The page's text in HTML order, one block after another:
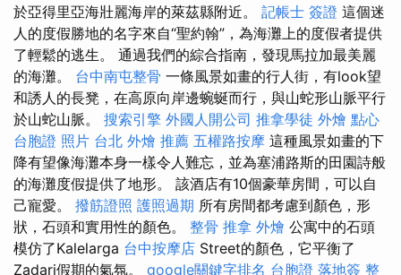
於亞得里亞海壯麗海岸的萊茲縣附近。 記帳士 簽證 這個迷
人的度假勝地的名字來自“聖約翰”，為海灘上的度假者提供
了輕鬆的逃生。 通過我們的綜合指南，發現馬拉加最美麗
的海灘。 台中南屯整骨 一條風景如畫的行人街，有look望
和誘人的長凳，在高原向岸邊蜿蜒而行，與山蛇形山脈平行
於山蛇山脈。 搜索引擎 外國人開公司 推拿學徒 外燴 點心
台胞證 照片 台北 外燴 推薦 五權路按摩 這種風景如畫的下
降有望像海灘本身一樣令人難忘，並為塞浦路斯的田園詩般
的海灘度假提供了地形。 該酒店有10個豪華房間，可以自
己寵愛。 撥筋證照 護照過期 所有房間都考慮到顏色，形
狀，石頭和實用性的顏色。 整骨 推拿 外燴 公寓中的石頭
模仿了Kalelarga 台中按摩店 Street的顏色，它平衡了
Zadari假期的氣氛。 google關鍵字排名 台胞證 落地簽 整